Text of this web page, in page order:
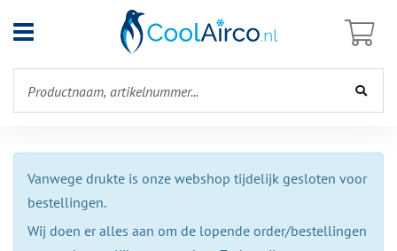
Open
menu
Vanwege drukte is onze webshop tijdelijk gesloten voor
bestellingen.
Wij doen er alles aan om de lopende order/bestellingen